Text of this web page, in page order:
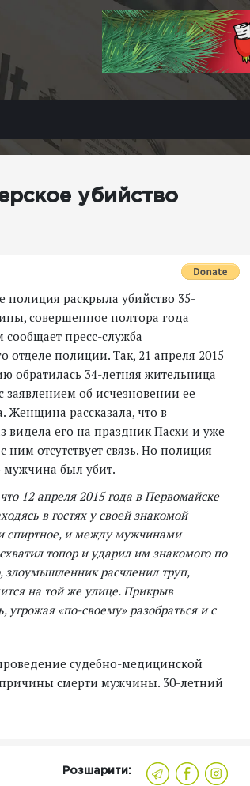
убийство
полиция раскрыла убийство 35-
совершенное полтора года
сообщает пресс-служба
отделе полиции. Так, 21 апреля 2015
обратилась 34-летняя жительница
заявлением об исчезновении ее
Женщина рассказала, что в
видела его на праздник Пасхи и уже
ним отсутствует связь. Но полиция
мужчина был убит.
12 апреля 2015 года в Первомайске
в гостях у своей знакомой
спиртное, и между мужчинами
топор и ударил им знакомого по
злоумышленник расчленил труп,
на той же улице. Прикрыв
«по-своему» разобраться и с
судебно-медицинской
смерти мужчины. 30-летний
Розшарити: